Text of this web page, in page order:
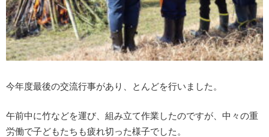
今年度最後の交流行事があり、とんどを行いました。
午前中に竹などを運び、組み立て作業したのですが、中々の重
労働で子どもたちも疲れ切った様子でした。